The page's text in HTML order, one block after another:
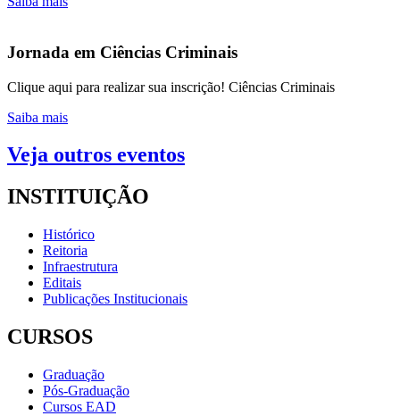
Jornada em Ciências Criminais
Clique aqui para realizar sua inscrição! Ciências Criminais
Saiba mais
Veja outros eventos
INSTITUIÇÃO
Histórico
Reitoria
Infraestrutura
Editais
Publicações Institucionais
CURSOS
Graduação
Pós-Graduação
Cursos EAD